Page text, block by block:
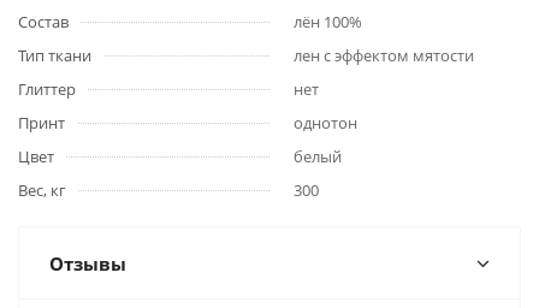
Состав
лён 100%
Тип ткани
лен с эффектом мятости
Глиттер
нет
Принт
однотон
Цвет
белый
Вес, кг
300
Отзывы